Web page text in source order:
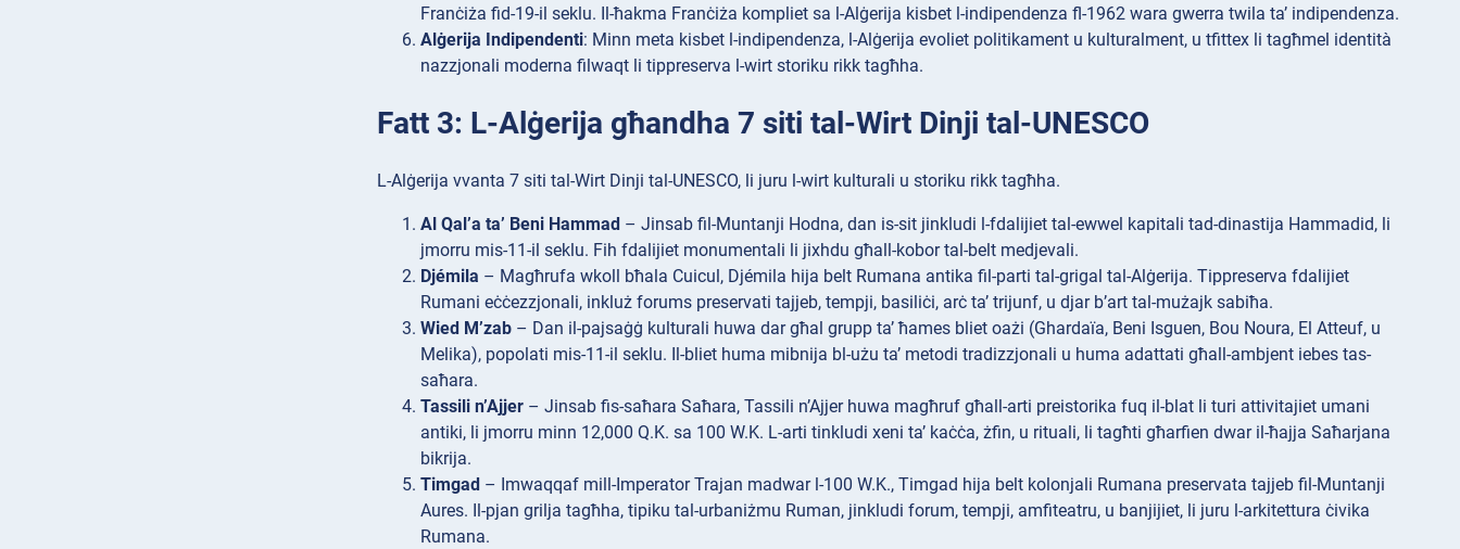
Franċiża fid-19-il seklu. Il-ħakma Franċiża kompliet sa l-Alġerija kisbet l-indipendenza fl-1962 wara gwerra twila ta’ indipendenza.
Alġerija Indipendenti: Minn meta kisbet l-indipendenza, l-Alġerija evoliet politikament u kulturalment, u tfittex li tagħmel identità
nazzjonali moderna filwaqt li tippreserva l-wirt storiku rikk tagħha.
Fatt 3: L-Alġerija għandha 7 siti tal-Wirt Dinji tal-UNESCO
L-Alġerija vvanta 7 siti tal-Wirt Dinji tal-UNESCO, li juru l-wirt kulturali u storiku rikk tagħha.
Al Qal’a ta’ Beni Hammad – Jinsab fil-Muntanji Hodna, dan is-sit jinkludi l-fdalijiet tal-ewwel kapitali tad-dinastija Hammadid, li
jmorru mis-11-il seklu. Fih fdalijiet monumentali li jixhdu għall-kobor tal-belt medjevali.
Djémila – Magħrufa wkoll bħala Cuicul, Djémila hija belt Rumana antika fil-parti tal-grigal tal-Alġerija. Tippreserva fdalijiet
Rumani eċċezzjonali, inkluż forums preservati tajjeb, tempji, basiliċi, arċ ta’ trijunf, u djar b’art tal-mużajk sabiħa.
Wied M’zab – Dan il-pajsaġġ kulturali huwa dar għal grupp ta’ ħames bliet oażi (Ghardaïa, Beni Isguen, Bou Noura, El Atteuf, u
Melika), popolati mis-11-il seklu. Il-bliet huma mibnija bl-użu ta’ metodi tradizzjonali u huma adattati għall-ambjent iebes tas-
saħara.
Tassili n’Ajjer – Jinsab fis-saħara Saħara, Tassili n’Ajjer huwa magħruf għall-arti preistorika fuq il-blat li turi attivitajiet umani
antiki, li jmorru minn 12,000 Q.K. sa 100 W.K. L-arti tinkludi xeni ta’ kaċċa, żfin, u rituali, li tagħti għarfien dwar il-ħajja Saħarjana
bikrija.
Timgad – Imwaqqaf mill-Imperator Trajan madwar l-100 W.K., Timgad hija belt kolonjali Rumana preservata tajjeb fil-Muntanji
Aures. Il-pjan grilja tagħha, tipiku tal-urbaniżmu Ruman, jinkludi forum, tempji, amfiteatru, u banjijiet, li juru l-arkitettura ċivika
Rumana.